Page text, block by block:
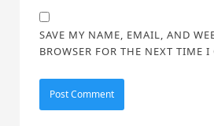
SAVE MY NAME, EMAIL, AND
BROWSER FOR THE NEXT TIME